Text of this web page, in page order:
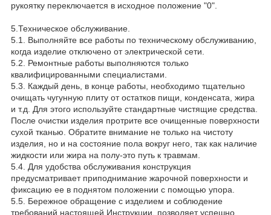
рукоятку переключается в исходное положение "0".
5.Техническое обслуживание.
5.1. Выполняйте все работы по техническому обслуживанию,
когда изделие отключено от электрической сети.
5.2. Ремонтные работы выполняются только
квалифицированными специалистами.
5.3. Каждый день, в конце работы, необходимо тщательно
очищать чугунную плиту от остатков пищи, конденсата, жира
и т.д. Для этого используйте стандартные чистящие средства.
После очистки изделия протрите все очищенные поверхности
сухой тканью. Обратите внимание не только на чистоту
изделия, но и на состояние пола вокруг него, так как наличие
жидкости или жира на полу-это путь к травмам.
5.4. Для удобства обслуживания конструкция
предусматривает приподнимание жарочной поверхности и
фиксацию ее в поднятом положении с помощью упора.
5.5. Бережное обращение с изделием и соблюдение
требований настоящей Инструкции, позволяет успешно